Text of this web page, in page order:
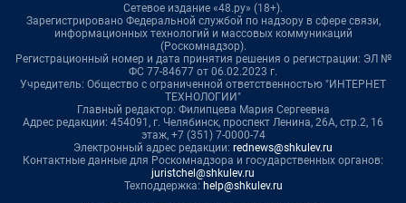
Сетевое издание «48.ру» (18+).
Зарегистрировано Федеральной службой по надзору в сфере связи,
информационных технологий и массовых коммуникаций
(Роскомнадзор).
Регистрационный номер и дата принятия решения о регистрации: ЭЛ №
ФС 77-84677 от 06.02.2023 г.
Учредитель: Общество с ограниченной ответственностью "ИНТЕРНЕТ
ТЕХНОЛОГИИ"
Главный редактор: Филипцева Мария Сергеевна
Адрес редакции: 454091, г. Челябинск, проспект Ленина, 26А, стр.2, 16
этаж, +7 (351) 7-0000-74
Электронный адрес редакции: rednews@shkulev.ru
Контактные данные для Роскомнадзора и государственных органов:
juristchel@shkulev.ru
Техподдержка: help@shkulev.ru